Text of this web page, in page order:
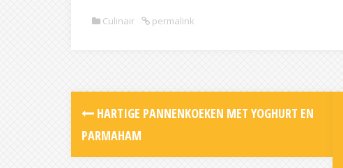
Culinair permalink
Post
navigation
HARTIGE PANNENKOEKEN MET YOGHURT EN
PARMAHAM